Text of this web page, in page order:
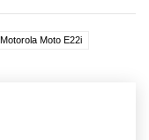
Motorola Moto E22i